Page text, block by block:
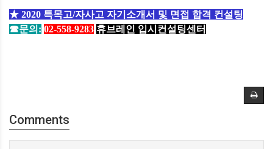
★ 2020 특목고/자사고 자기소개서 및 면접 합격 컨설팅
☎문의: 02-558-9283 휴브레인 입시컨설팅센터
Comments